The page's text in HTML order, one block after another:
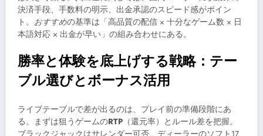
決済手段、手数料の明示、出金承認のスピード感がポイン
ト。 おすすめの基準は「高品質の配信 × 十分なゲーム数 × 日
本語対応 × 出金が早い」の組み合わせにある。
勝率と体験を底上げする戦略：テー
ブル選びとボーナス活用
ライブテーブルで差が出るのは、プレイ前の準備段階にあ
る。まずは狙うゲームのRTP （還元率）とルール差を把握。